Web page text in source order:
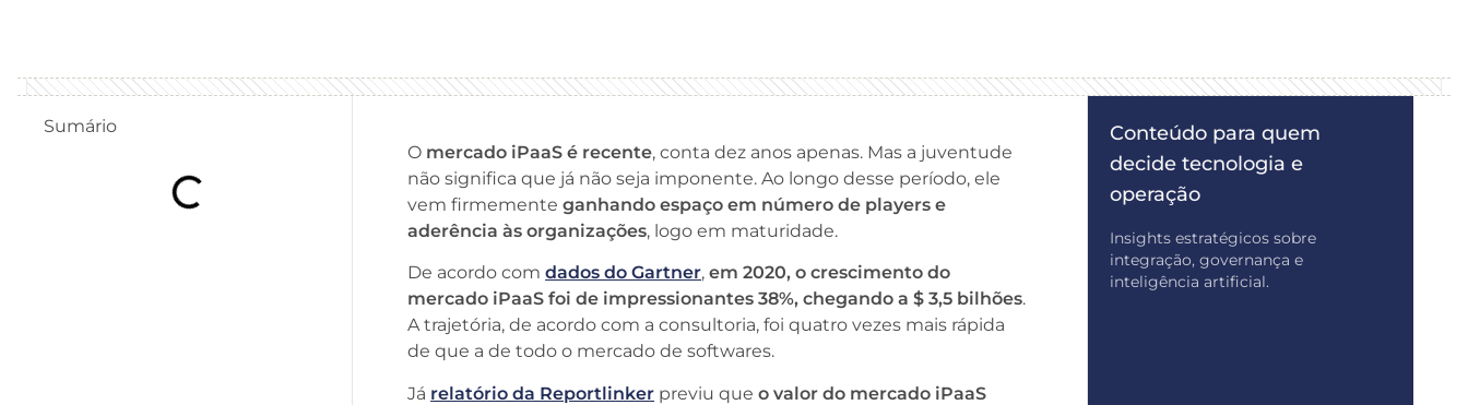
Sumário
O mercado iPaaS é recente, conta dez anos apenas. Mas a juventude
não significa que já não seja imponente. Ao longo desse período, ele
vem firmementeganhando espaço em número de players e
aderência às organizações, logo em maturidade.
De acordo comdados do Gartner,em 2020, o crescimento do
mercado iPaaS foi de impressionantes 38%, chegando a $ 3,5 bilhões.
A trajetória, de acordo com a consultoria, foi quatro vezes mais rápida
de que a de todo o mercado de softwares.
Já relatório da Reportlinker previu queo valor do mercado iPaaS
Conteúdo para quem
decide tecnologia e
operação
Insights estratégicos sobre
integração, governança e
inteligência artificial.